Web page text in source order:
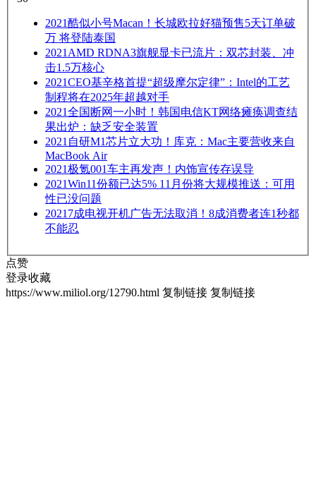
2021酷似小号Macan！长城欧拉好猫预售5天订单破
万 将登陆泰国
2021 AMD RDNA3旗舰显卡已流片：双芯封装、冲
击1.5万核心
2021CEO基辛格首提“超级摩尔定律”：Intel的工艺
制程将在2025年超越对手
2021全国断网一小时！韩国电信KT网络瘫痪调查结
果出炉：缺乏安全装置
2021 自研M1芯片立大功！库克：Mac主要营收来自
MacBook Air
2021极氪001车主再发声！内饰宣传存误导
2021Win11份额已达5% 11月份将大规模推送：可用
性已没问题
2021 7成电视开机广告无法取消！8成消费者连1秒都
不能忍
点赞
登录收藏
https://www.miliol.org/12790.html 复制链接 复制链接